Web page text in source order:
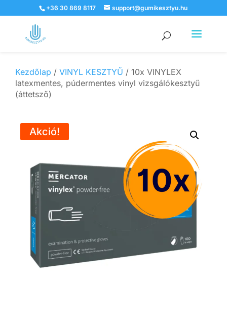
+36 30 869 8117 support@gumikesztyu.hu
Products
search
Kezdőlap / VINYL KESZTYŰ / 10x VINYLEX
latexmentes, púdermentes vinyl vizsgálókesztyű
(áttetsző)
Akció!